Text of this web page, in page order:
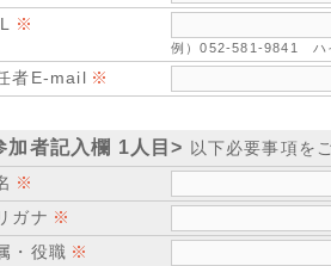
例）052-581-9841 ハ
者E-mail
加者記入欄 1人目> 以下必要事項を
ガナ
・役職